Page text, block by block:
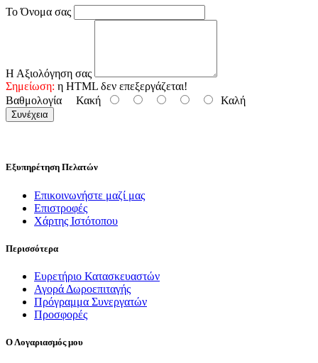
Το Όνομα σας
Η Αξιολόγηση σας
Σημείωση: η HTML δεν επεξεργάζεται!
Βαθμολογία Κακή Καλή
Συνέχεια
Εξυπηρέτηση Πελατών
Επικοινωνήστε μαζί μας
Επιστροφές
Χάρτης Ιστότοπου
Περισσότερα
Ευρετήριο Κατασκευαστών
Αγορά Δωροεπιταγής
Πρόγραμμα Συνεργατών
Προσφορές
Ο Λογαριασμός μου